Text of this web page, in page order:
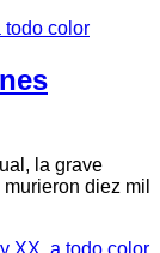
la grave
diez mil